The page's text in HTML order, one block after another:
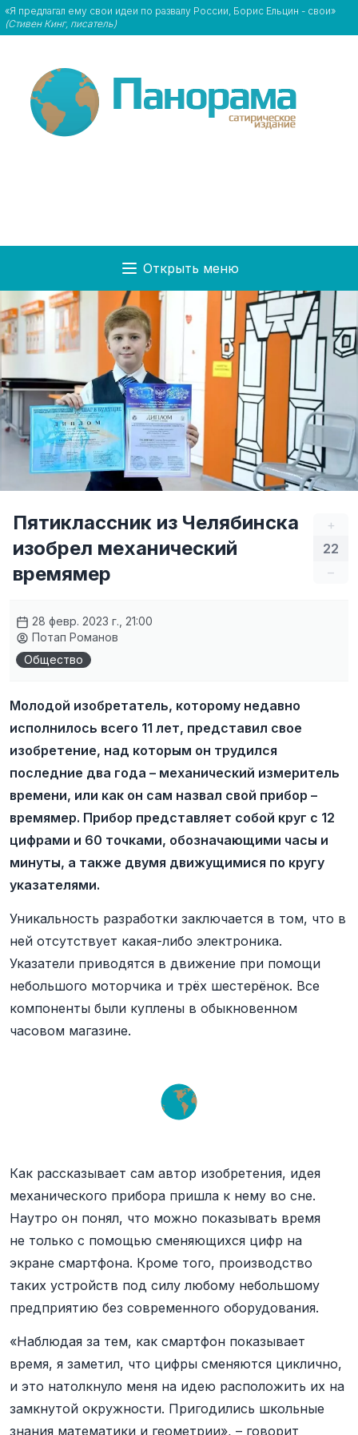
«Я предлагал ему свои идеи по развалу России, Борис Ельцин - свои»
(Стивен Кинг, писатель)
Открыть меню
+
22
–
Пятиклассник из Челябинска
изобрел механический
времямер
28 февр. 2023 г., 21:00
Потап Романов
Общество
Молодой изобретатель, которому недавно
исполнилось всего 11 лет, представил свое
изобретение, над которым он трудился
последние два года – механический измеритель
времени, или как он сам назвал свой прибор –
времямер. Прибор представляет собой круг с 12
цифрами и 60 точками, обозначающими часы и
минуты, а также двумя движущимися по кругу
указателями.
Уникальность разработки заключается в том, что в
ней отсутствует какая-либо электроника.
Указатели приводятся в движение при помощи
небольшого моторчика и трёх шестерёнок. Все
компоненты были куплены в обыкновенном
часовом магазине.
Как рассказывает сам автор изобретения, идея
механического прибора пришла к нему во сне.
Наутро он понял, что можно показывать время
не только с помощью сменяющихся цифр на
экране смартфона. Кроме того, производство
таких устройств под силу любому небольшому
предприятию без современного оборудования.
«Наблюдая за тем, как смартфон показывает
время, я заметил, что цифры сменяются циклично,
и это натолкнуло меня на идею расположить их на
замкнутой окружности. Пригодились школьные
знания математики и геометрии», – говорит